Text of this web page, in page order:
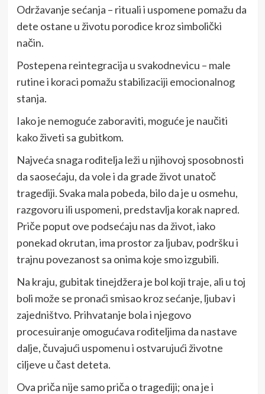
Održavanje sećanja – rituali i uspomene pomažu da
dete ostane u životu porodice kroz simbolički
način.
Postepena reintegracija u svakodnevicu – male
rutine i koraci pomažu stabilizaciji emocionalnog
stanja.
Iako je nemoguće zaboraviti, moguće je naučiti
kako živeti sa gubitkom.
Najveća snaga roditelja leži u njihovoj sposobnosti
da saosećaju, da vole i da grade život unatoč
tragediji. Svaka mala pobeda, bilo da je u osmehu,
razgovoru ili uspomeni, predstavlja korak napred.
Priče poput ove podsećaju nas da život, iako
ponekad okrutan, ima prostor za ljubav, podršku i
trajnu povezanost sa onima koje smo izgubili.
Na kraju, gubitak tinejdžera je bol koji traje, ali u toj
boli može se pronaći smisao kroz sećanje, ljubav i
zajedništvo. Prihvatanje bola i njegovo
procesuiranje omogućava roditeljima da nastave
dalje, čuvajući uspomenu i ostvarujući životne
ciljeve u čast deteta.
Ova priča nije samo priča o tragediji; ona je i